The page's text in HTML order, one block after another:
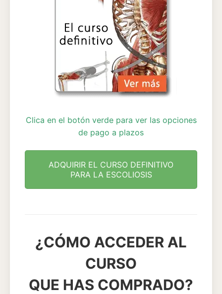
Clica en el botón verde para ver las opciones
de pago a plazos
ADQUIRIR EL CURSO DEFINITIVO
PARA LA ESCOLIOSIS
¿CÓMO ACCEDER AL
CURSO
QUE HAS COMPRADO?